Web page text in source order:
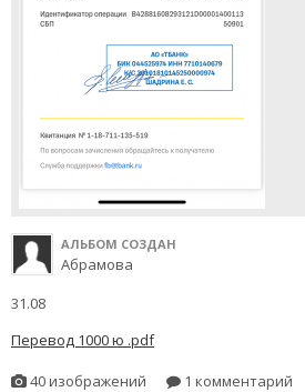
АЛЬБОМ СОЗДАН
Абрамова
31.08
Перевод 1000 ю .pdf
40 изображений 1 комментарий